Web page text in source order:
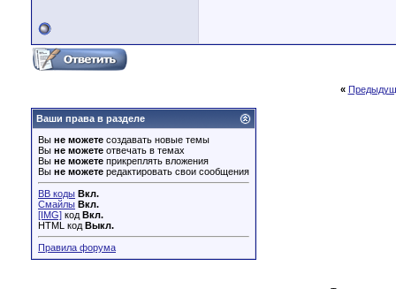
«
Ваши права в разделе
Вы не можете создавать новые темы
Вы не можете отвечать в темах
Вы не можете прикреплять вложения
Вы не можете редактировать свои сообщения
BB коды Вкл.
Смайлы Вкл.
[IMG] код Вкл.
HTML код Выкл.
Правила форума